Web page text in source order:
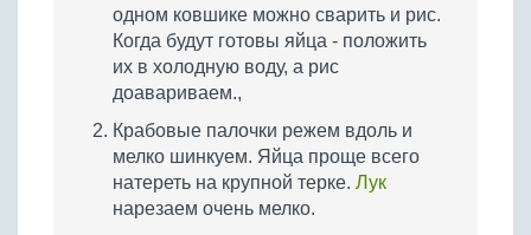
одном ковшике можно сварить и рис.
Когда будут готовы яйца - положить
их в холодную воду, а рис
доавариваем.,
Крабовые палочки режем вдоль и
мелко шинкуем. Яйца проще всего
натереть на крупной терке. Лук
нарезаем очень мелко.